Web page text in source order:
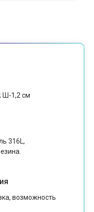
Ш-1,2 см
316L,
возможность